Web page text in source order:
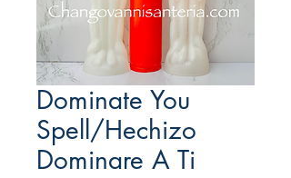
Dominate You
Spell/Hechizo
Dominare A Ti